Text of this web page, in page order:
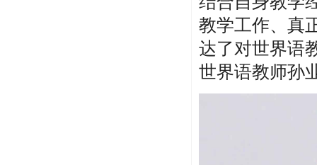
教学工作、真
达了对世界语
世界语教师孙